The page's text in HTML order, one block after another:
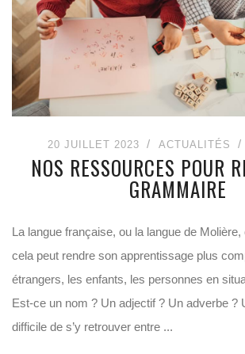
20 JUILLET 2023 ACTUALITÉS
NOS RESSOURCES POUR
GRAMMAIRE
La langue française, ou la langue de
cela peut rendre son apprentissage plus
étrangers, les enfants, les personnes en
Est-ce un nom ? Un adjectif ? Un adverbe ?
difficile de s’y retrouver entre ...